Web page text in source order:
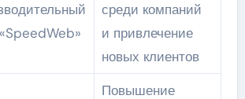
среди компаний
и привлечение
новых клиентов
Повышение